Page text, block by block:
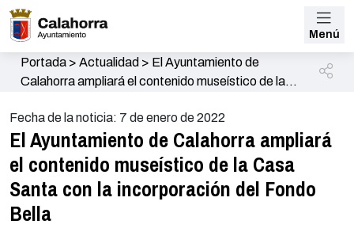
Menú
Portada> Actualidad > El Ayuntamiento de
Calahorra ampliará el contenido museístico de la
Fecha de la noticia: 7 de enero de 2022
El Ayuntamiento de Calahorra ampliará
el contenido museístico de la Casa
Santa con la incorporación del Fondo
Bella